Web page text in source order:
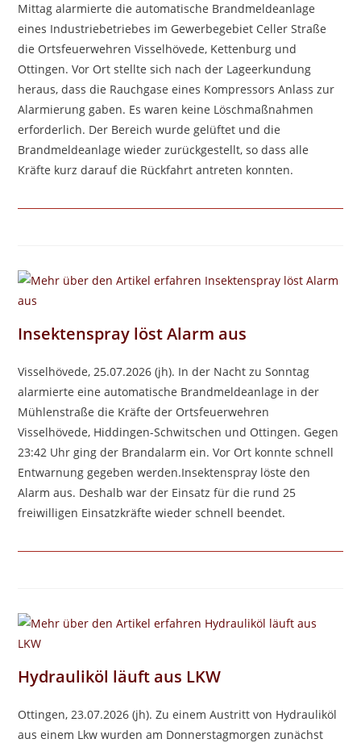
Mittag alarmierte die automatische Brandmeldeanlage
eines Industriebetriebes im Gewerbegebiet Celler Straße
die Ortsfeuerwehren Visselhövede, Kettenburg und
Ottingen. Vor Ort stellte sich nach der Lageerkundung
heraus, dass die Rauchgase eines Kompressors Anlass zur
Alarmierung gaben. Es waren keine Löschmaßnahmen
erforderlich. Der Bereich wurde gelüftet und die
Brandmeldeanlage wieder zurückgestellt, so dass alle
Kräfte kurz darauf die Rückfahrt antreten konnten.
Insektenspray löst Alarm aus
Visselhövede, 25.07.2026 (jh). In der Nacht zu Sonntag
alarmierte eine automatische Brandmeldeanlage in der
Mühlenstraße die Kräfte der Ortsfeuerwehren
Visselhövede, Hiddingen-Schwitschen und Ottingen. Gegen
23:42 Uhr ging der Brandalarm ein. Vor Ort konnte schnell
Entwarnung gegeben werden.Insektenspray löste den
Alarm aus. Deshalb war der Einsatz für die rund 25
freiwilligen Einsatzkräfte wieder schnell beendet.
Hydrauliköl läuft aus LKW
Ottingen, 23.07.2026 (jh). Zu einem Austritt von Hydrauliköl
aus einem Lkw wurden am Donnerstagmorgen zunächst